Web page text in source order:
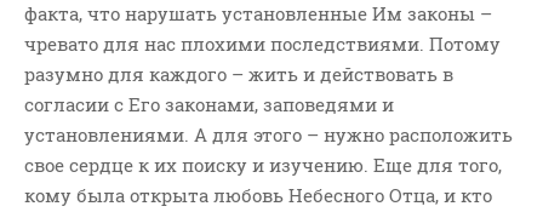
факта, что нарушать установленные Им законы –
чревато для нас плохими последствиями. Потому
разумно для каждого – жить и действовать в
согласии с Его законами, заповедями и
установлениями. А для этого – нужно расположить
свое сердце к их поиску и изучению. Еще для того,
кому была открыта любовь Небесного Отца, и кто